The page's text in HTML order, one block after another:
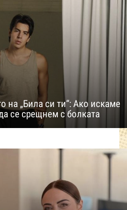
на „Била си ти“: Ако искаме
се срещнем с болката